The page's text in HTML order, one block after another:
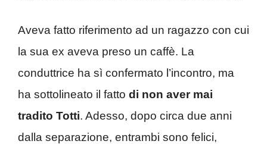
Aveva fatto riferimento ad un ragazzo con cui
la sua ex aveva preso un caffè. La
conduttrice ha sì confermato l’incontro, ma
ha sottolineato il fatto di non aver mai
tradito Totti. Adesso, dopo circa due anni
dalla separazione, entrambi sono felici,